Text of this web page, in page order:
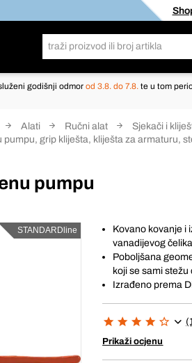
godišnji odmor od 3.8. do 7.8. te u tom
Alati Ručni alat
Sjekači i
pumpu, grip kliješta, kliješta za armaturu,
pumpu
STANDARDline
Kovano kovanje i
vanadijevog čelika
Poboljšana
koji se sami
Izrađeno prema
Prikaži ocjenu